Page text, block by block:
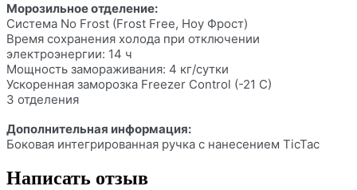
Морозильное отделение:
Система No Frost (Frost Free, Ноу Фрост)
Время сохранения холода при отключении
электроэнергии: 14 ч
Мощность замораживания: 4 кг/сутки
Ускоренная заморозка Freezer Control (-21 C)
3 отделения
Дополнительная информация:
Боковая интегрированная ручка с нанесением TicTac
Написать отзыв